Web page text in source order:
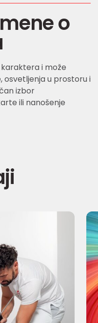
o
i može
osvetljenja u prostoru i
izbor
ili nanošenje